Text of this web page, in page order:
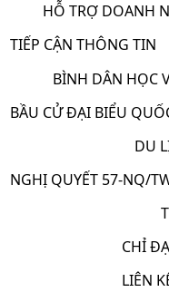
HỖ TRỢ DOANH
TIẾP CẬN THÔNG TIN
BÌNH DÂN HỌC
BẦU CỬ ĐẠI BIỂU
DU
NGHỊ QUYẾT 57-NQ/
CHỈ
LIÊN